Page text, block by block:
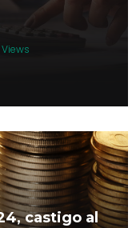
Views
castigo al